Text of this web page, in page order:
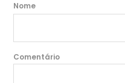
Nome
Comentário